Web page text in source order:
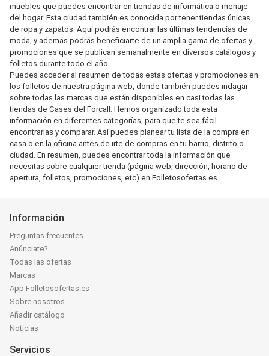
muebles que puedes encontrar en tiendas de informática o menaje
del hogar. Esta ciudad también es conocida por tener tiendas únicas
de ropa y zapatos. Aquí podrás encontrar las últimas tendencias de
moda, y además podrás beneficiarte de un amplia gama de ofertas y
promociones que se publican semanalmente en diversos catálogos y
folletos durante todo el año.
Puedes acceder al resumen de todas estas ofertas y promociones en
los folletos de nuestra página web, donde también puedes indagar
sobre todas las marcas que están disponibles en casi todas las
tiendas de Cases del Forcall. Hemos organizado toda esta
información en diferentes categorías, para que te sea fácil
encontrarlas y comparar. Así puedes planear tu lista de la compra en
casa o en la oficina antes de irte de compras en tu barrio, distrito o
ciudad. En resumen, puedes encontrar toda la información que
necesitas sobre cualquier tienda (página web, dirección, horario de
apertura, folletos, promociones, etc) en Folletosofertas.es.
Información
Preguntas frecuentes
Anúnciate?
Todas las ofertas
Marcas
App Folletosofertas.es
Sobre nosotros
Añadir catálogo
Noticias
Servicios